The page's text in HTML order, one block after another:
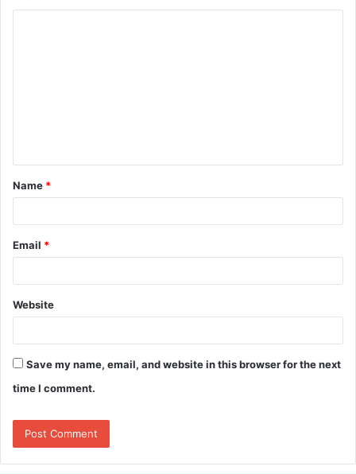
t
*
Name *
Email *
Website
Save my name, email, and website in this browser for the next
time I comment.